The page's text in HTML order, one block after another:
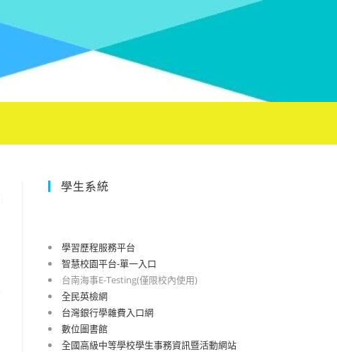
學生系統
學習歷程服務平台
智慧校園平台-單一入口
台南海事E-Testing(僅限校內使用)
全民英檢網
台灣銀行學雜費入口網
數位圖書館
全國高級中等學校學生事務資訊暨活動網站